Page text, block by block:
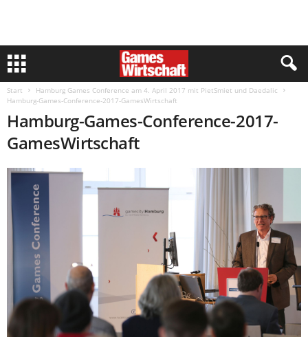
Start
Hamburg Games Conference am 4. April 2017 mit PietSmiet und Daedalic
Hamburg-Games-Conference-2017-GamesWirtschaft
Hamburg-Games-Conference-2017-
GamesWirtschaft